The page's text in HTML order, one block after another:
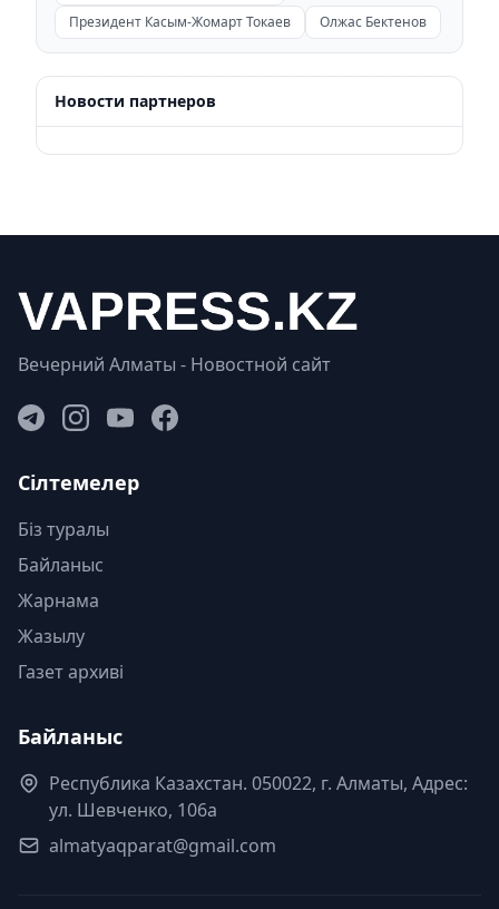
Президент Касым-Жомарт Токаев
Олжас Бектенов
Новости партнеров
Вечерний Алматы - Новостной сайт
Сілтемелер
Біз туралы
Байланыс
Жарнама
Жазылу
Газет архиві
Байланыс
Республика Казахстан. 050022, г. Алматы, Адрес:
ул. Шевченко, 106а
almatyaqparat@gmail.com